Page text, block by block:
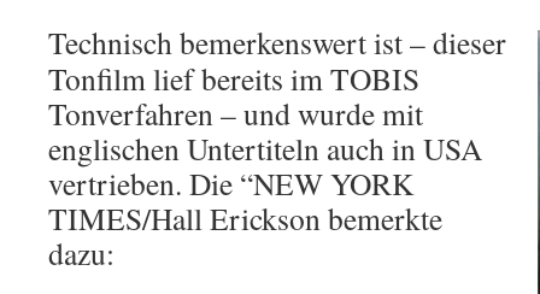
Technisch bemerkenswert ist – dieser
Tonfilm lief bereits im TOBIS
Tonverfahren – und wurde mit
englischen Untertiteln auch in USA
vertrieben. Die “NEW YORK
TIMES/Hall Erickson bemerkte
dazu: